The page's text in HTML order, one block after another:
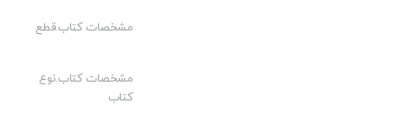
مشخصات کتاب.قطع
مشخصات کتاب.نوع
کتاب